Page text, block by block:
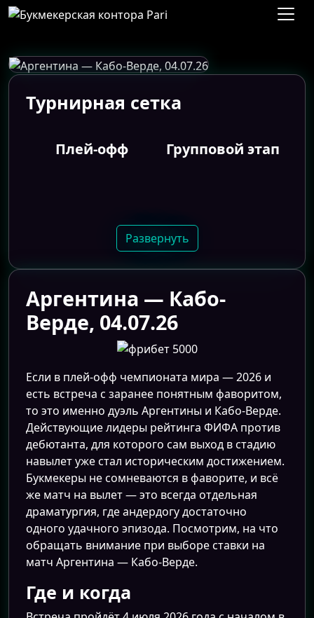
Турнирная сетка
Плей-офф Групповой этап
Развернуть
Аргентина — Кабо-
Верде, 04.07.26
Если в плей-офф чемпионата мира — 2026 и
есть встреча с заранее понятным фаворитом,
то это именно дуэль Аргентины и Кабо-Верде.
Действующие лидеры рейтинга ФИФА против
дебютанта, для которого сам выход в стадию
навылет уже стал историческим достижением.
Букмекеры не сомневаются в фаворите, и всё
же матч на вылет — это всегда отдельная
драматургия, где андердогу достаточно
одного удачного эпизода. Посмотрим, на что
обращать внимание при выборе ставки на
матч Аргентина — Кабо-Верде.
Где и когда